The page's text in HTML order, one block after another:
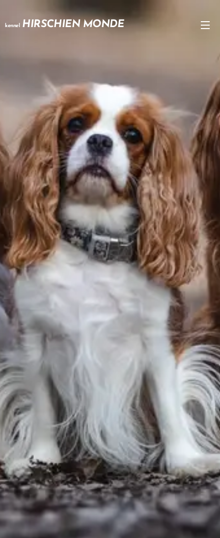
kennel HIRSCHIEN MONDE